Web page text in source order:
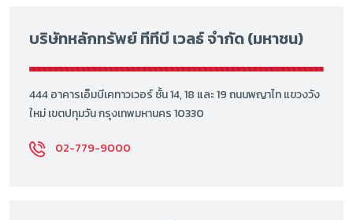
บริษัทหลักทรัพย์ ทีทีบี เวลธ์ จำกัด (มหาชน)
444 อาคารเอ็มบีเคทาวเวอร์ ชั้น 14, 18 และ 19 ถนนพญาไท แขวงวัง
ใหม่ เขตปทุมวัน กรุงเทพมหานคร 10330
02-779-9000